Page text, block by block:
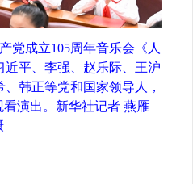
党成立105周年音乐会《人
近平、李强、赵乐际、王沪
韩正等党和国家领导人，
演出。 新华社记者 燕雁